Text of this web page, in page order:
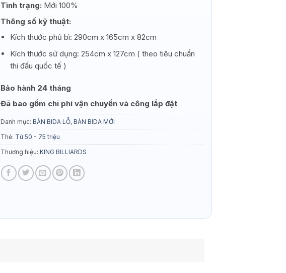
Tình trạng: Mới 100%
Thông số kỹ thuật:
Kích thước phủ bì: 290cm x 165cm x 82cm
Kích thước sử dụng: 254cm x 127cm ( theo tiêu chuẩn
thi đấu quốc tế )
Bảo hành 24 tháng
Đã bao gồm chi phí vận chuyển và công lắp đặt
Danh mục: BÀN BIDA LỖ, BÀN BIDA MỚI
Thẻ: Từ 50 - 75 triệu
Thương hiệu: KING BILLIARDS